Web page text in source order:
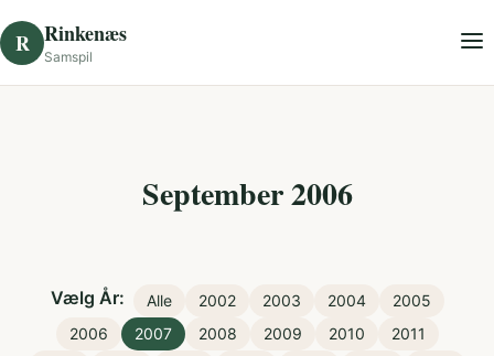
R Rinkenæs
Samspil
September 2006
Vælg År: Alle 2002 2003 2004
2005
2006
2007 2008 2009 2010
2011